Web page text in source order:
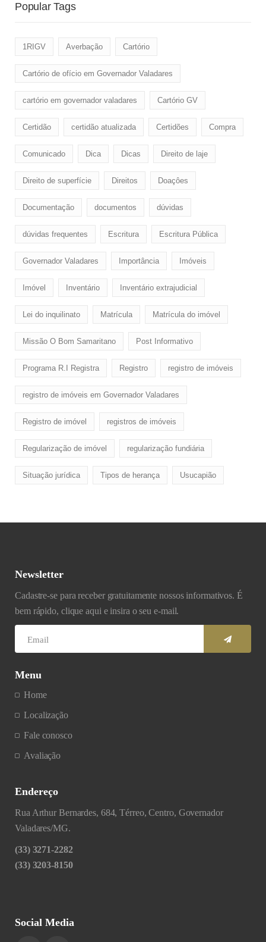
Popular Tags
1RIGV Averbação Cartório
Cartório de ofício em Governador Valadares
cartório em governador valadares Cartório GV
Certidão certidão atualizada Certidões Compra
Comunicado Dica Dicas Direito de laje
Direito de superfície Direitos Doaçôes
Documentação documentos dúvidas
dúvidas frequentes Escritura Escritura Pública
Governador Valadares Importância Imóveis
Imóvel Inventário Inventário extrajudicial
Lei do inquilinato Matrícula Matrícula do imóvel
Missão O Bom Samaritano Post Informativo
Programa R.I Registra Registro registro de imóveis
registro de imóveis em Governador Valadares
Registro de imóvel registros de imóveis
Regularização de imóvel regularização fundiária
Situação jurídica Tipos de herança Usucapião
Newsletter
Cadastre-se para receber gratuitamente nossos informativos. É
bem rápido, clique aqui e insira o seu e-mail.
Menu
Home
Localização
Fale conosco
Avaliação
Endereço
Rua Arthur Bernardes, 684, Térreo, Centro, Governador
Valadares/MG.
(33) 3271-2282
(33) 3203-8150
Social Media